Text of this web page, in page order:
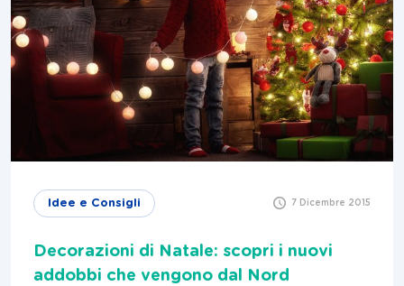
Idee e Consigli 7 Dicembre 2015
Decorazioni di Natale: scopri i nuovi
addobbi che vengono dal Nord